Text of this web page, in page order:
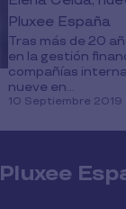
Pluxee España
Tras más de 20
en la gestión
compañías
nueve en...
10 Septiembre 2019
Pluxee